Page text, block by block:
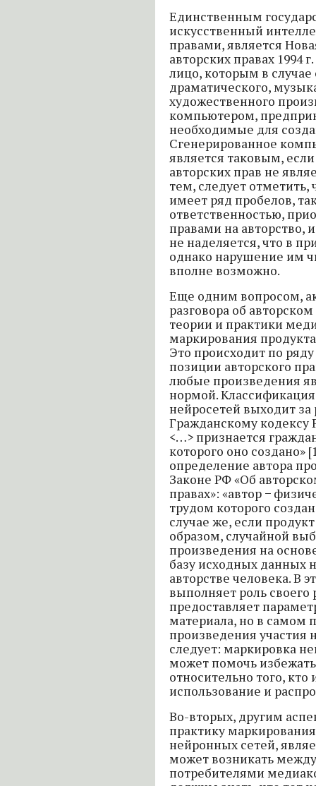
Единственным
искусственный
правами, является
авторских правах 1994
лицо, которым в случае
драматического,
художественного
компьютером,
необходимые для
Сгенерированное
является таковым,
авторских прав не
тем, следует отметить,
имеет ряд пробелов,
ответственностью,
правами на авторство,
не наделяется, что в
однако нарушение им
вполне возможно.
Еще одним вопросом,
разговора об
теории и практики
маркирования
Это происходит по
позиции авторского
любые произведения
нормой.
нейросетей выходит
Гражданскому кодексу
<…> признается
которого оно создано»
определение автора
Законе РФ «Об
правах»: «автор −
трудом которого
случае же, если
образом, случайной
произведения на
базу исходных данных
авторстве человека. В
выполняет роль
предоставляет
материала, но в самом
произведения участия
следует: маркировка
может помочь
относительно того,
использование и
Во-вторых, другим
практику
нейронных сетей,
может возникать
потребителями